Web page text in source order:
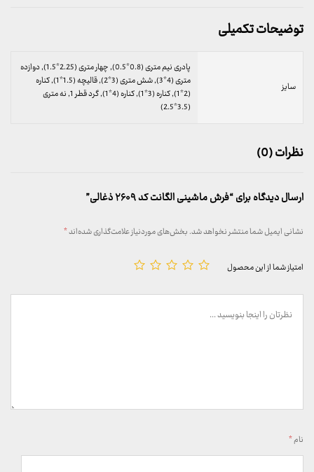
توضیحات تکمیلی
سایز
پادری نیم متری (0.8*0.5), چهار متری (2.25*1.5), دوازده
متری (4*3), شش متری (3*2), قالیچه (1.5*1), کناره
(2*1), کناره (3*1), کناره (4*1), گرد قطر 1, نه متری
(3.5*2.5)
نظرات (0)
ارسال دیدگاه برای “فرش ماشینی الگانت کد ۲۶۰۹ ذغالی”
نشانی ایمیل شما منتشر نخواهد شد.بخش‌های موردنیاز علامت‌گذاری شده‌اند*
امتیاز شما از این محصول
نام*